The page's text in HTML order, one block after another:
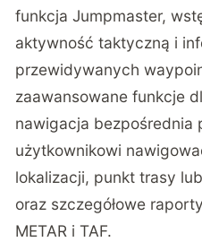
funkcja Jumpmaster,
aktywność taktyczną i
przewidywanych
zaawansowane funkcje
nawigacja bezpośrednia
użytkownikowi
lokalizacji, punkt trasy
oraz szczegółowe
METAR i TAF.